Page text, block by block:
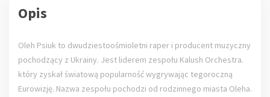
Opis
Oleh Psiuk to dwudziestoośmioletni raper i producent muzyczny
pochodzący z Ukrainy. Jest liderem zespołu Kalush Orchestra.
który zyskał światową popularność wygrywając tegoroczną
Eurowizję. Nazwa zespołu pochodzi od rodzinnego miasta Oleha.